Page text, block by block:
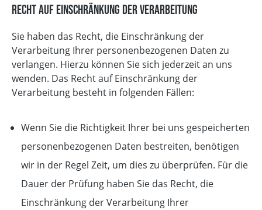
Recht auf Einschränkung der Verarbeitung
Sie haben das Recht, die Einschränkung der
Verarbeitung Ihrer personenbezogenen Daten zu
verlangen. Hierzu können Sie sich jederzeit an uns
wenden. Das Recht auf Einschränkung der
Verarbeitung besteht in folgenden Fällen:
Wenn Sie die Richtigkeit Ihrer bei uns gespeicherten
personenbezogenen Daten bestreiten, benötigen
wir in der Regel Zeit, um dies zu überprüfen. Für die
Dauer der Prüfung haben Sie das Recht, die
Einschränkung der Verarbeitung Ihrer